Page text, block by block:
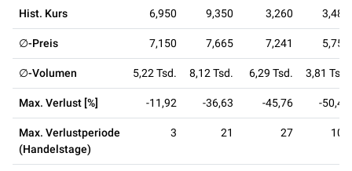
Hist. Kurs 6,950 9,350 3,260 3,480
∅-Preis 7,150 7,665 7,241 5,755
∅-Volumen 5,22 Tsd. 8,12 Tsd. 6,29 Tsd. 3,81 Tsd.
Max. Verlust [%] -11,92 -36,63 -45,76 -50,46
Max. Verlustperiode
(Handelstage)
3 21 27 109